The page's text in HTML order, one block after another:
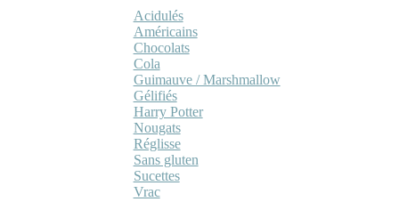
Acidulés
Américains
Chocolats
Cola
Guimauve / Marshmallow
Gélifiés
Harry Potter
Nougats
Réglisse
Sans gluten
Sucettes
Vrac